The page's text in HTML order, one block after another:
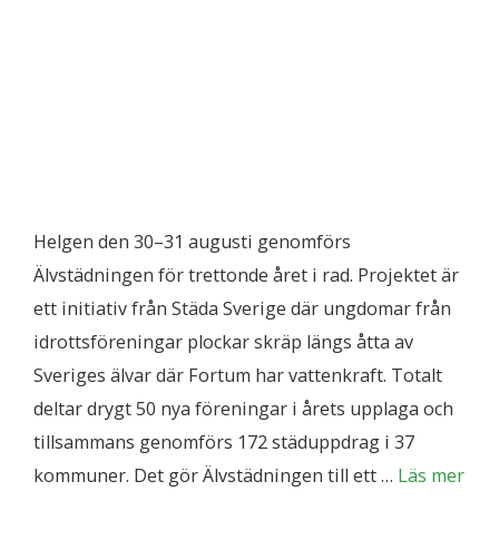
Helgen den 30–31 augusti genomförs
Älvstädningen för trettonde året i rad. Projektet är
ett initiativ från Städa Sverige där ungdomar från
idrottsföreningar plockar skräp längs åtta av
Sveriges älvar där Fortum har vattenkraft. Totalt
deltar drygt 50 nya föreningar i årets upplaga och
tillsammans genomförs 172 städuppdrag i 37
kommuner. Det gör Älvstädningen till ett … Läs mer